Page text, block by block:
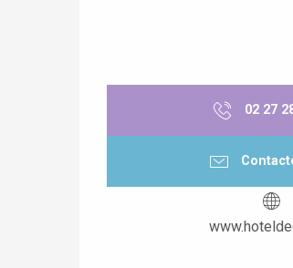
02 27